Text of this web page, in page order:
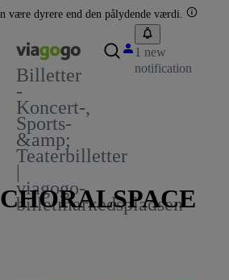
være dyrere end den pålydende værdi.
Billetter
-
Koncert-,
Sports-
&amp;
Teaterbilletter
|
viagogo-
billetmarkedspladsen
1 new
notification